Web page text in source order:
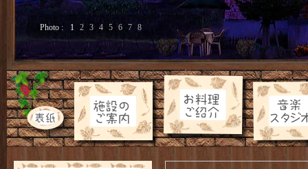
Photo : 1 2 3 4 5 6 7 8